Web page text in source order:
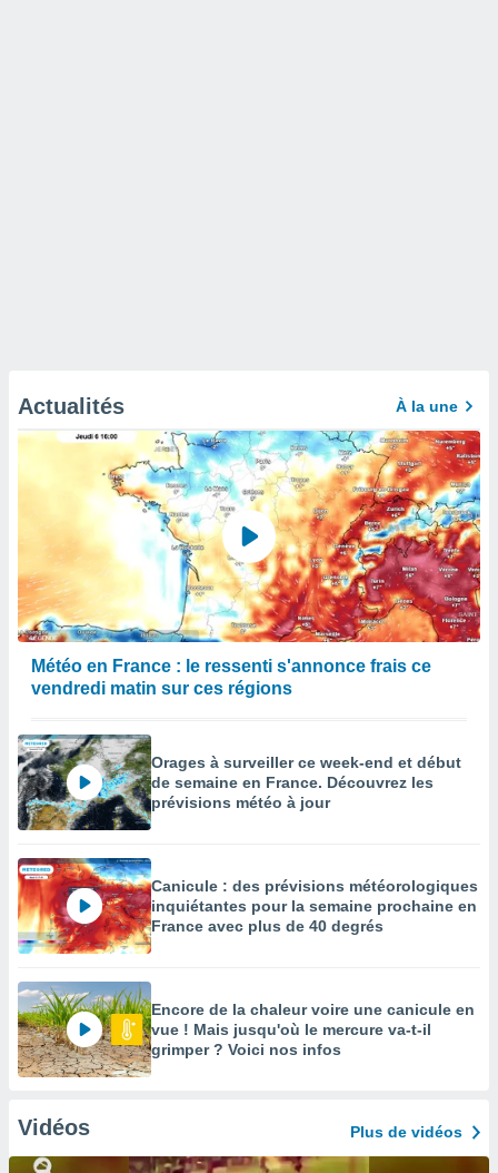
Actualités À la une
Météo en France : le ressenti s'annonce frais ce
vendredi matin sur ces régions
Orages à surveiller ce week-end et début
de semaine en France. Découvrez les
prévisions météo à jour
Canicule : des prévisions météorologiques
inquiétantes pour la semaine prochaine en
France avec plus de 40 degrés
Encore de la chaleur voire une canicule en
vue ! Mais jusqu'où le mercure va-t-il
grimper ? Voici nos infos
Vidéos Plus de vidéos